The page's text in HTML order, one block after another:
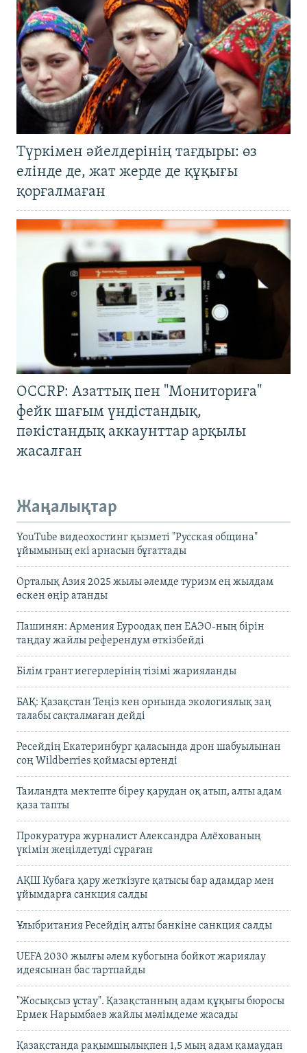
Түркімен әйелдерінің тағдыры: өз
елінде де, жат жерде де құқығы
қорғалмаған
OCCRP: Азаттық пен "Мониториға"
фейк шағым үндістандық,
пәкістандық аккаунттар арқылы
жасалған
Жаңалықтар
YouTube видеохостинг қызметі "Русская община"
ұйымының екі арнасын бұғаттады
Орталық Азия 2025 жылы әлемде туризм ең жылдам
өскен өңір атанды
Пашинян: Армения Еуроодақ пен ЕАЭО-ның бірін
таңдау жайлы референдум өткізбейді
Білім грант иегерлерінің тізімі жарияланды
БАҚ: Қазақстан Теңіз кен орнында экологиялық заң
талабы сақталмаған дейді
Ресейдің Екатеринбург қаласында дрон шабуылынан
соң Wildberries қоймасы өртенді
Таиландта мектепте біреу қарудан оқ атып, алты адам
қаза тапты
Прокуратура журналист Александра Алёхованың
үкімін жеңілдетуді сұраған
АҚШ Кубаға қару жеткізуге қатысы бар адамдар мен
ұйымдарға санкция салды
Ұлыбритания Ресейдің алты банкіне санкция салды
UEFA 2030 жылғы әлем кубогына бойкот жариялау
идеясынан бас тартпайды
"Жосықсыз ұстау". Қазақстанның адам құқығы бюросы
Ермек Нарымбаев жайлы мәлімдеме жасады
Қазақстанда рақымшылықпен 1,5 мың адам қамаудан